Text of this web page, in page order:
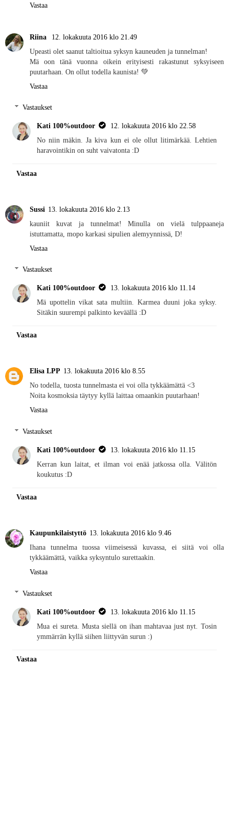
Vastaa
Riina
12. lokakuuta 2016 klo 21.49
Upeasti olet saanut taltioitua syksyn kauneuden ja tunnelman!
Mä oon tänä vuonna oikein erityisesti rakastunut syksyiseen
puutarhaan. On ollut todella kaunista! 💚
Vastaa
Vastaukset
Kati 100%outdoor
12. lokakuuta 2016 klo 22.58
No niin mäkin. Ja kiva kun ei ole ollut litimärkää. Lehtien
haravointikin on suht vaivatonta :D
Vastaa
Sussi 13. lokakuuta 2016 klo 2.13
kauniit kuvat ja tunnelmat! Minulla on vielä tulppaaneja
istuttamatta, mopo karkasi sipulien alemyynnissä, D!
Vastaa
Vastaukset
Kati 100%outdoor
13. lokakuuta 2016 klo 11.14
Mä upottelin vikat sata multiin. Karmea duuni joka syksy.
Sitäkin suurempi palkinto keväällä :D
Vastaa
Elisa LPP 13. lokakuuta 2016 klo 8.55
No todella, tuosta tunnelmasta ei voi olla tykkäämättä <3
Noita kosmoksia täytyy kyllä laittaa omaankin puutarhaan!
Vastaa
Vastaukset
Kati 100%outdoor
13. lokakuuta 2016 klo 11.15
Kerran kun laitat, et ilman voi enää jatkossa olla. Välitön
koukutus :D
Vastaa
Kaupunkilaistyttö 13. lokakuuta 2016 klo 9.46
Ihana tunnelma tuossa viimeisessä kuvassa, ei siitä voi olla
tykkäämättä, vaikka syksyntulo surettaakin.
Vastaa
Vastaukset
Kati 100%outdoor
13. lokakuuta 2016 klo 11.15
Mua ei sureta. Musta siellä on ihan mahtavaa just nyt. Tosin
ymmärrän kyllä siihen liittyvän surun :)
Vastaa